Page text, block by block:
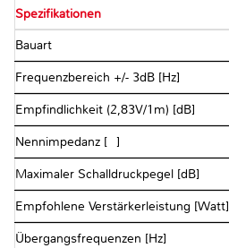
Spezifikationen
Bauart
Frequenzbereich +/- 3dB [Hz]
Empfindlichkeit (2,83V/1m) [dB]
Nennimpedanz [Ω]
Maximaler Schalldruckpegel [dB]
Empfohlene Verstärkerleistung [Watt]
Übergangsfrequenzen [Hz]